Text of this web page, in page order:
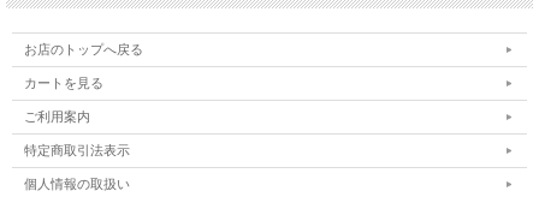
お店のトップへ戻る
カートを見る
ご利用案内
特定商取引法表示
個人情報の取扱い